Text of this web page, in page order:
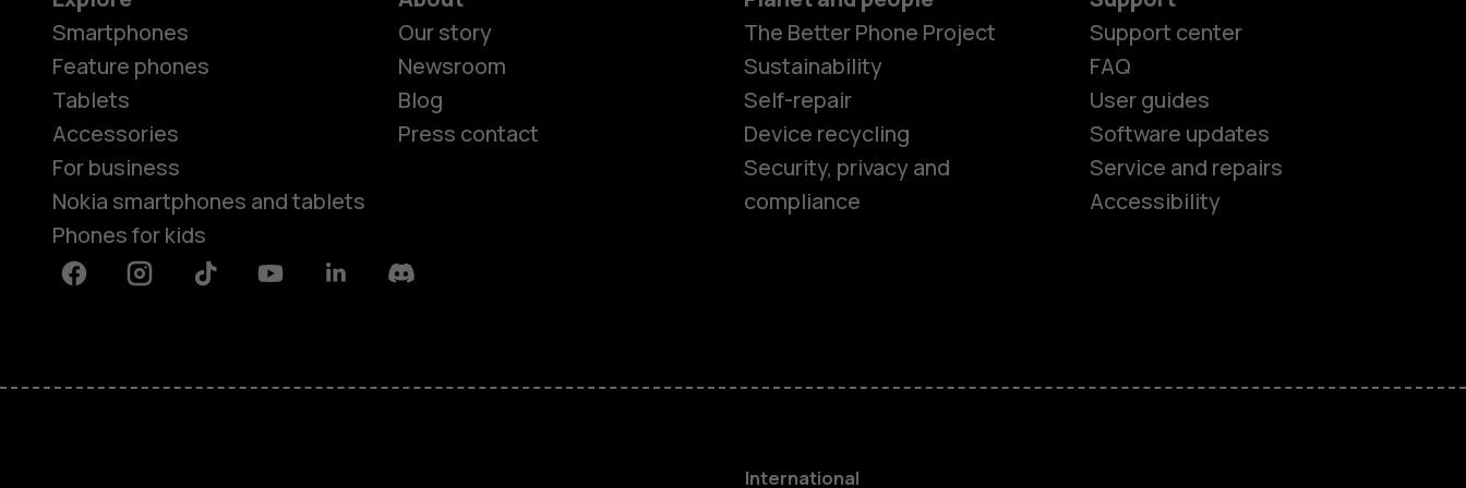
Smartphones
Accessories
Smartphones
Feature phones
Tablets
Accessories
For business
Nokia smartphones and tablets
Phones for kids
Our story
Newsroom
Blog
Press contact
The Better Phone Project
Sustainability
Self-repair
Device recycling
Security, privacy and
compliance
Support center
FAQ
User guides
Software updates
Service and repairs
Accessibility
FacebookInstagramTiktok YoutubeLinkedinDiscord
International